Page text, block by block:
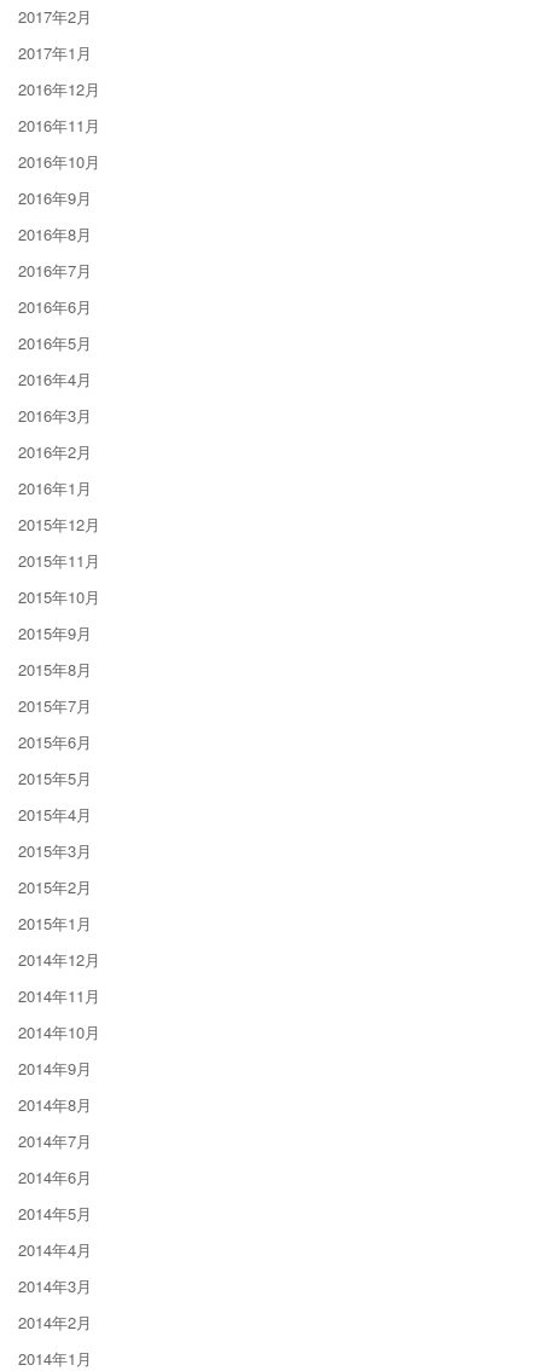
2017年2月
2017年1月
2016年12月
2016年11月
2016年10月
2016年9月
2016年8月
2016年7月
2016年6月
2016年5月
2016年4月
2016年3月
2016年2月
2016年1月
2015年12月
2015年11月
2015年10月
2015年9月
2015年8月
2015年7月
2015年6月
2015年5月
2015年4月
2015年3月
2015年2月
2015年1月
2014年12月
2014年11月
2014年10月
2014年9月
2014年8月
2014年7月
2014年6月
2014年5月
2014年4月
2014年3月
2014年2月
2014年1月